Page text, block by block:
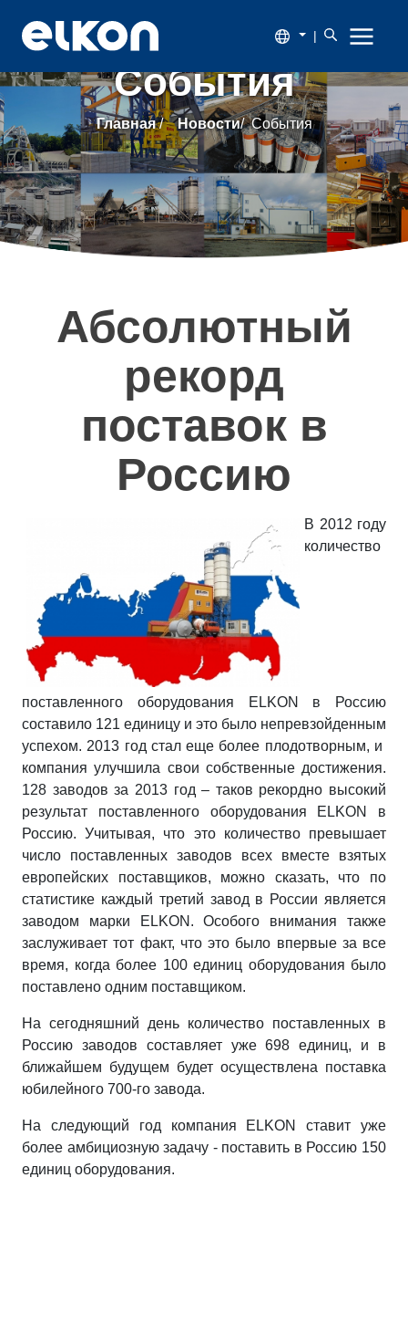
|
О
компании
Продукция
Новости
Наши
Полезное
Контакты
События
Главная/ Новости/ События
Абсолютный
рекорд
поставок в
Россию
В 2012 году
количество
поставленного оборудования ELKON в Россию
составило 121 единицу и это было непревзойденным
успехом. 2013 год стал еще более плодотворным, и
компания улучшила свои собственные достижения.
128 заводов за 2013 год – таков рекордно высокий
результат поставленного оборудования ELKON в
Россию. Учитывая, что это количество превышает
число поставленных заводов всех вместе взятых
европейских поставщиков, можно сказать, что по
статистике каждый третий завод в России является
заводом марки ELKON. Особого внимания также
заслуживает тот факт, что это было впервые за все
время, когда более 100 единиц оборудования было
поставлено одним поставщиком.
На сегодняшний день количество поставленных в
Россию заводов составляет уже 698 единиц, и в
ближайшем будущем будет осуществлена поставка
юбилейного 700-го завода.
На следующий год компания ELKON ставит уже
более амбициозную задачу - поставить в Россию 150
единиц оборудования.